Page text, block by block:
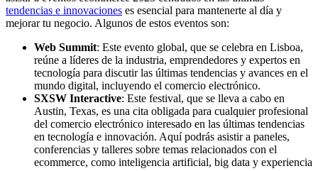
tendencias e innovaciones es esencial para mantenerte al día y
mejorar tu negocio. Algunos de estos eventos son:
Web Summit: Este evento global, que se celebra en Lisboa,
reúne a líderes de la industria, emprendedores y expertos en
tecnología para discutir las últimas tendencias y avances en el
mundo digital, incluyendo el comercio electrónico.
SXSW Interactive: Este festival, que se lleva a cabo en
Austin, Texas, es una cita obligada para cualquier profesional
del comercio electrónico interesado en las últimas tendencias
en tecnología e innovación. Aquí podrás asistir a paneles,
conferencias y talleres sobre temas relacionados con el
ecommerce, como inteligencia artificial, big data y experiencia